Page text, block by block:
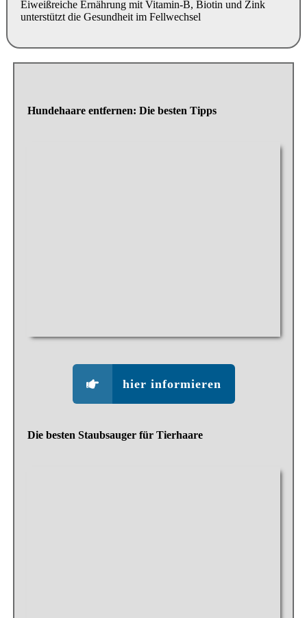
Eiweißreiche Ernährung mit Vitamin-B, Biotin und Zink
unterstützt die Gesundheit im Fellwechsel
Hundehaare entfernen: Die besten Tipps
hier informieren
Die besten Staubsauger für Tierhaare